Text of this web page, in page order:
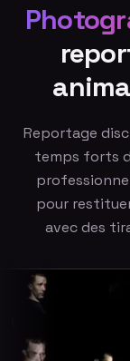
Reportage
temps forts
pour
avec des